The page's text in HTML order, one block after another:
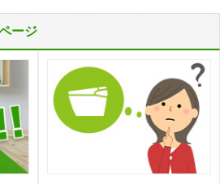
ージ